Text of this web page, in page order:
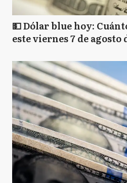
💵 Dólar blue hoy:
este viernes 7 de agosto